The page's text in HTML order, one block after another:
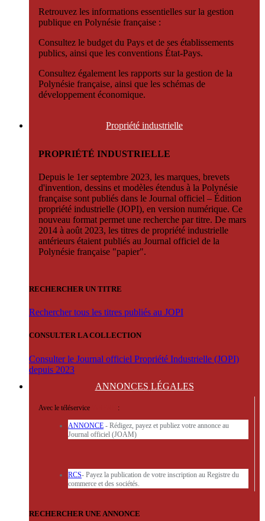
Retrouvez les informations essentielles sur la gestion
publique en Polynésie française :
Consultez le budget du Pays et de ses établissements
publics, ainsi que les conventions État-Pays.
Consultez également les rapports sur la gestion de la
Polynésie française, ainsi que les schémas de
développement économique.
Propriété industrielle
PROPRIÉTÉ INDUSTRIELLE
Depuis le 1er septembre 2023, les marques, brevets
d'invention, dessins et modèles étendus à la Polynésie
française sont publiés dans le Journal officiel – Édition
propriété industrielle (JOPI), en version numérique. Ce
nouveau format permet une recherche par titre. De mars
2014 à août 2023, les titres de propriété industrielle
antérieurs étaient publiés au Journal officiel de la
Polynésie française "papier".
RECHERCHER UN TITRE
Rechercher tous les titres publiés au JOPI
CONSULTER LA COLLECTION
Consulter le Journal officiel Propriété Industrielle (JOPI)
depuis 2023
ANNONCES LÉGALES
Avec le téléservice :
ANNONCE - Rédigez, payez et publiez votre annonce au
Journal officiel (JOAM)
RCS- Payez la publication de votre inscription au Registre du
commerce et des sociétés.
RECHERCHER UNE ANNONCE